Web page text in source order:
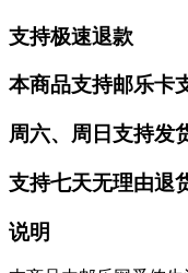
支持极速退款
本商品支持邮乐卡
周六、周日支持发
支持七天无理由退
说明